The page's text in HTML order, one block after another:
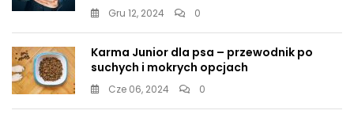
Gru 12, 2024 0
Karma Junior dla psa – przewodnik po
suchych i mokrych opcjach
Cze 06, 2024 0